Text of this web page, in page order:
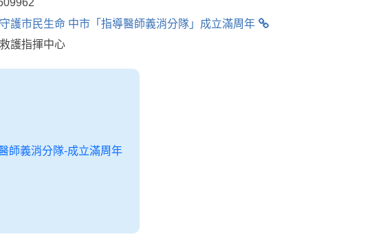
護市民生命 中市「指導醫師義消分隊」成立滿周年
護指揮中心